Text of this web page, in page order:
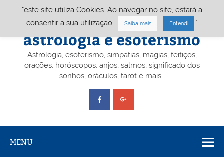
Portal A&E – Portal
astrologia e esoterismo
Astrologia, esoterismo, simpatias, magias, feitiços,
orações, horóscopos, anjos, salmos, significado dos
sonhos, oráculos, tarot e mais…
MENU
"este site utiliza Cookies. Ao navegar no site, estará a
consentir a sua utilização.
Saiba mais Entendi ."